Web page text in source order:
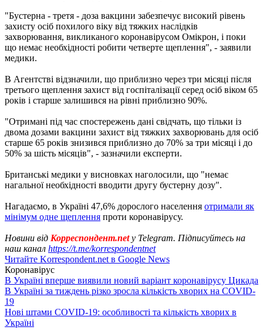
"Бустерна - третя - доза вакцини забезпечує високий рівень
захисту осіб похилого віку від тяжких наслідків
захворювання, викликаного коронавірусом Омікрон, і поки
що немає необхідності робити четверте щеплення", - заявили
медики.
В Агентстві відзначили, що приблизно через три місяці після
третього щеплення захист від госпіталізації серед осіб віком 65
років і старше залишився на рівні приблизно 90%.
"Отримані під час спостережень дані свідчать, що тільки із
двома дозами вакцини захист від тяжких захворювань для осіб
старше 65 років знизився приблизно до 70% за три місяці і до
50% за шість місяців", - зазначили експерти.
Британські медики у висновках наголосили, що "немає
нагальної необхідності вводити другу бустерну дозу".
Нагадаємо, в Україні 47,6% дорослого населення отримали як
мінімум одне щеплення проти коронавірусу.
Новини від Корреспондент.netу Telegram. Підписуйтесь на
наш канал https://t.me/korrespondentnet
Читайте Korrespondent.net в Google News
Коронавірус
В Україні вперше виявили новий варіант коронавірусу Цикада
В Україні за тиждень різко зросла кількість хворих на COVID-
19
Нові штами COVID-19: особливості та кількість хворих в
Україні